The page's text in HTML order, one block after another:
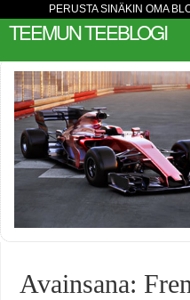
PERUSTA SINÄKIN OMA
TEEMUN TEEBLOGI
Avainsana: